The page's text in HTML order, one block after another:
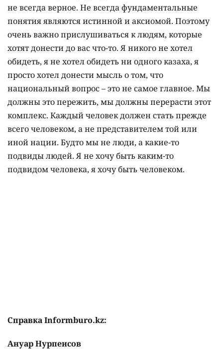
не всегда верное. Не всегда фундаментальные
понятия являются истинной и аксиомой. Поэтому
очень важно прислушиваться к людям, которые
хотят донести до вас что-то. Я никого не хотел
обидеть, я не хотел обидеть ни одного казаха, я
просто хотел донести мысль о том, что
национальный вопрос – это не самое главное. Мы
должны это пережить, мы должны перерасти этот
комплекс. Каждый человек должен стать прежде
всего человеком, а не представителем той или
иной нации. Будто мы не люди, а какие-то
подвиды людей. Я не хочу быть каким-то
подвидом человека, я хочу быть человеком.
Справка Informburo.kz:
Ануар Нурпеисов